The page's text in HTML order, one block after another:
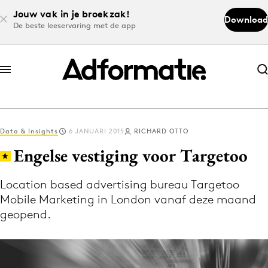
Jouw vak in je broekzak!
De beste leeservaring met de app
Download
Abonneer nu
Abonneer nu
Log in
Download de app
Volg het laatste nieuws via de Adformatie
Data & Insights 6 JANUARI 2015 RICHARD OTTO
Engelse vestiging voor Targetoo
Location based advertising bureau Targetoo
Mobile Marketing in London vanaf deze maand
geopend.